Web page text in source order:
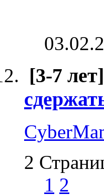
[3-7 лет]
2
1 2